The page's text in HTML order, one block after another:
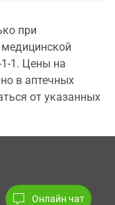
при
1. Цены на
в аптечных
от указанных
Онлайн чат